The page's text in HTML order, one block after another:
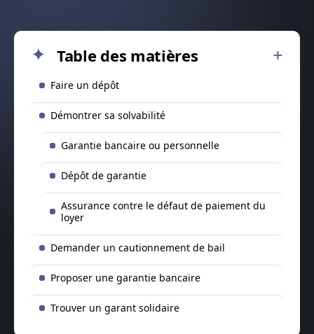
Table des matières
Faire un dépôt
Démontrer sa solvabilité
Garantie bancaire ou personnelle
Dépôt de garantie
Assurance contre le défaut de paiement du
loyer
Demander un cautionnement de bail
Proposer une garantie bancaire
Trouver un garant solidaire